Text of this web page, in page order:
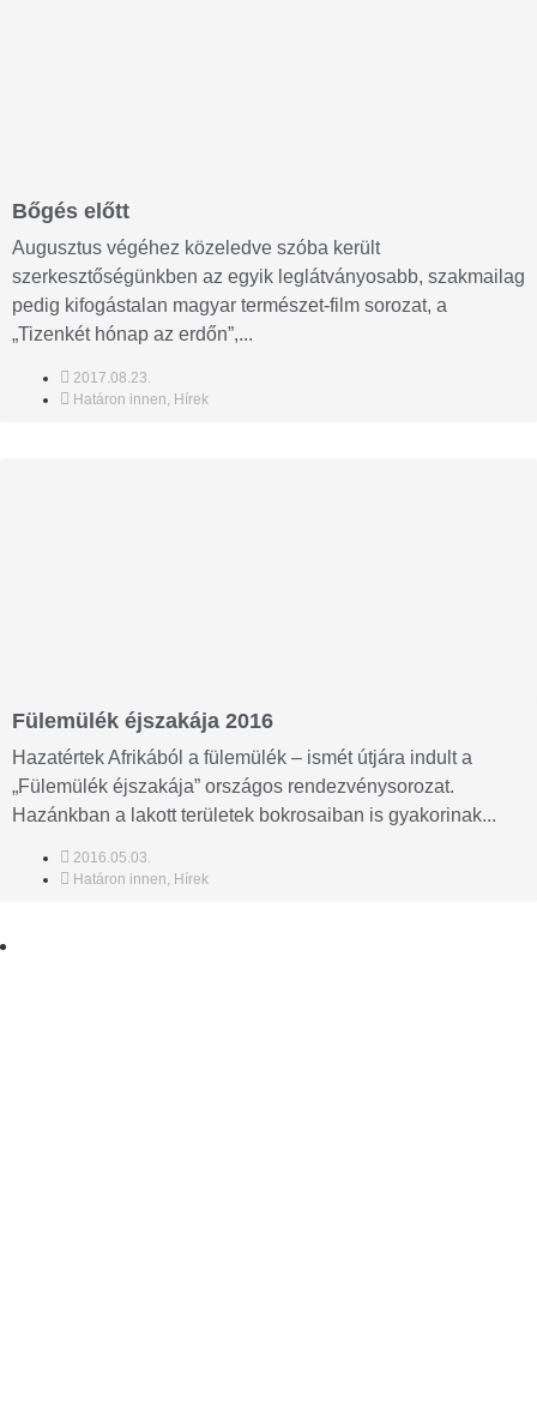
Bőgés előtt
Augusztus végéhez közeledve szóba került
szerkesztőségünkben az egyik leglátványosabb, szakmailag
pedig kifogástalan magyar természet-film sorozat, a
„Tizenkét hónap az erdőn”,...
2017.08.23.
Határon innen Hírek
Fülemülék éjszakája 2016
Hazatértek Afrikából a fülemülék – ismét útjára indult a
„Fülemülék éjszakája” országos rendezvénysorozat.
Hazánkban a lakott területek bokrosaiban is gyakorinak...
2016.05.03.
Határon innen, Hírek